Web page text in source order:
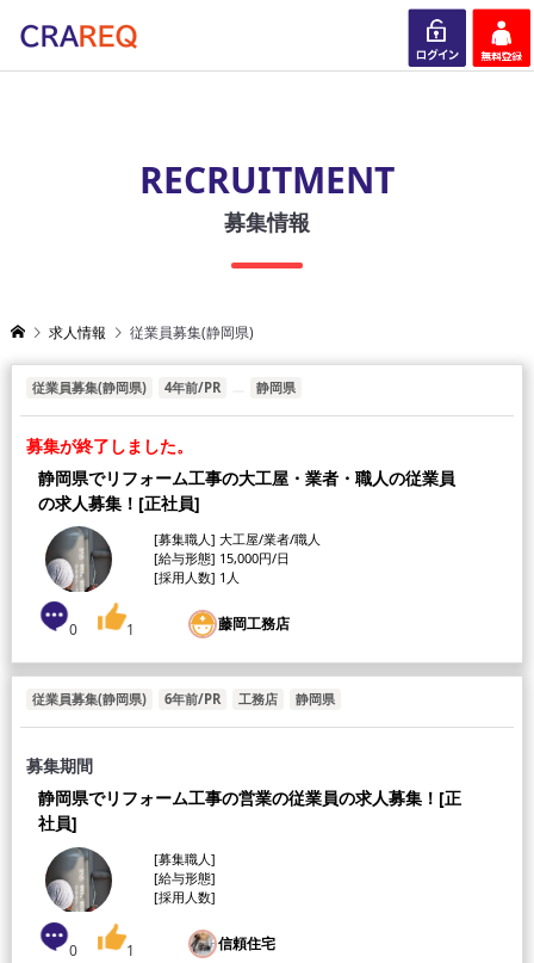
RECRUITMENT
募集情報
求人情報 従業員募集(静岡県)
従業員募集(静岡県) 4年前/PR 静岡県
募集が終了しました。
静岡県でリフォーム工事の大工屋・業者・職人の従業員
の求人募集！[正社員]
[募集職人] 大工屋/業者/職人
[給与形態] 15,000円/日
[採用人数] 1人
藤岡工務店
0 1
従業員募集(静岡県) 6年前/PR 工務店 静岡県
募集期間
静岡県でリフォーム工事の営業の従業員の求人募集！[正
社員]
[募集職人]
[給与形態]
[採用人数]
信頼住宅
0 1